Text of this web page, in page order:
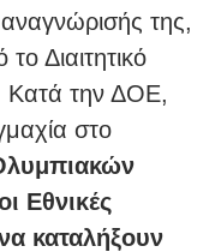
της,
Διαιτητικό
Κατά την ΔΟΕ,
στο
Εθνικές
καταλήξουν